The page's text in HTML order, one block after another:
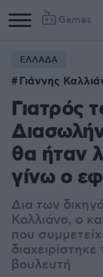
Games
ΕΛΛΑΔΑ
Γιάννης
Γιατρός
θα ήταν
γίνω ο
Δια των
Καλλιάνο, ο
που
βουλευτή